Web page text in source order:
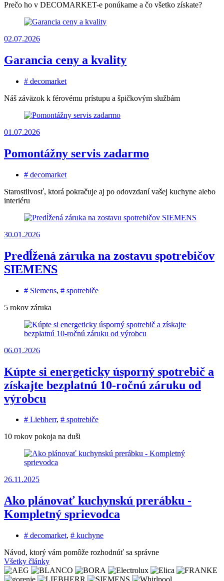
Prečo ho v DECOMARKET-e ponúkame a čo všetko získate?
02.07.2026
Garancia ceny a kvality
# decomarket
Náš záväzok k férovému prístupu a špičkovým službám
01.07.2026
Pomontážny servis zadarmo
# decomarket
Starostlivosť, ktorá pokračuje aj po odovzdaní vašej kuchyne alebo
interiéru
30.01.2026
Predĺžená záruka na zostavu spotrebičov
SIEMENS
# Siemens, # spotrebiče
5 rokov záruka
06.01.2026
Kúpte si energeticky úsporný spotrebič a
získajte bezplatnú 10-ročnú záruku od
výrobcu
# Liebherr, # spotrebiče
10 rokov pokoja na duši
26.11.2025
Ako plánovať kuchynskú prerábku -
Kompletný sprievodca
# decomarket, # kuchyne
Návod, ktorý vám pomôže rozhodnúť sa správne
Všetky články